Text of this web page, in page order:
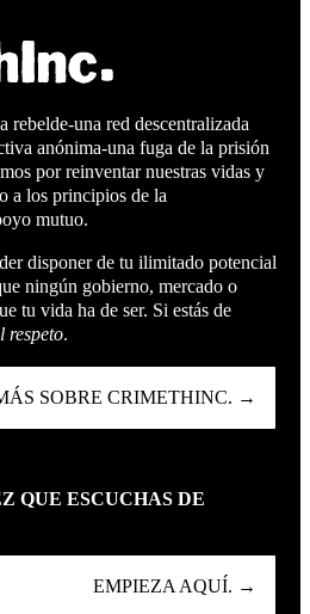
rebelde-una red descentralizada
anónima-una fuga de la prisión
por reinventar nuestras vidas y
a los principios de la
mutuo.
disponer de tu ilimitado potencial
ningún gobierno, mercado o
tu vida ha de ser. Si estás de
respeto.
SOBRE CRIMETHINC. →
QUE ESCUCHAS DE
EMPIEZA AQUÍ. →